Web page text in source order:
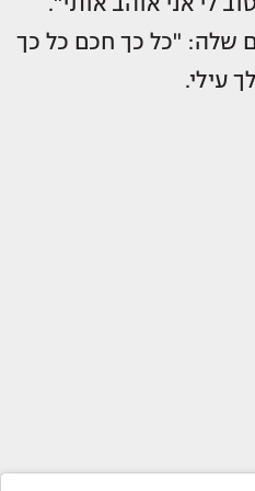
שלה: "כל כך חכם כל כך
עילי.